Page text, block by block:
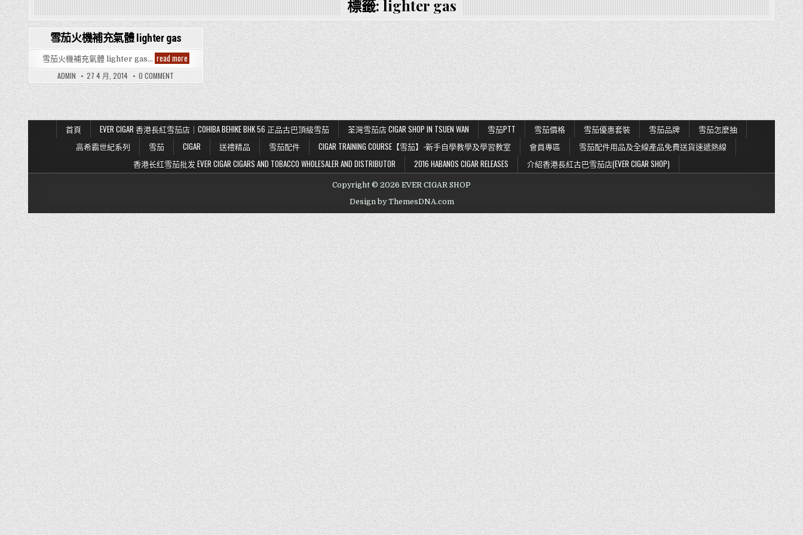
標籤: lighter gas
Posted
in
雪茄火機補充氣體 lighter gas
雪茄火機補充氣體 lighter gas… read more雪
茄
機
補
充
氣
體
lighter
gas
ADMIN 27 4 月, 2014 0 COMMENT
雪
茄
火
機
補
充
氣
體
LIGHTER
GAS
首頁 EVER CIGAR 香港長紅雪茄店｜COHIBA BEHIKE BHK 56 正品古巴頂級雪茄 荃灣雪茄店 CIGAR SHOP IN TSUEN WAN 雪茄PTT 雪茄價格 雪茄優惠套裝 雪茄品牌
雪茄怎麼抽
高希霸世紀系列
雪茄 CIGAR 送禮精品 雪茄配件 CIGAR TRAINING COURSE【雪茄】-新手自學教學及學習教室 會員專區
雪茄配件用品及全線產品免費送貨速遞熱線
香港长红雪茄批发 EVER CIGAR CIGARS AND TOBACCO WHOLESALER AND DISTRIBUTOR
2016 HABANOS CIGAR RELEASES 介紹香港長紅古巴雪茄店(EVER CIGAR SHOP)
Copyright © 2026 EVER CIGAR SHOP
Design by ThemesDNA.com